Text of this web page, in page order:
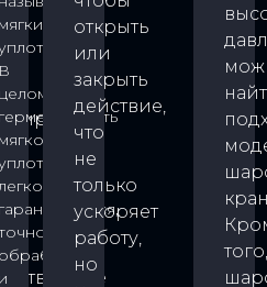
мягким
В
целом,
герметичность
мягкого
гарантируется,
обработки
и
открыть
или
закрыть
действие,
что
не
только
ускоряет
работу,
но